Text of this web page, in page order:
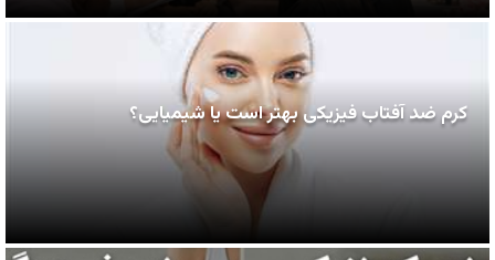
کرم ضد آفتاب فیزیکی بهتر است یا شیمیایی؟